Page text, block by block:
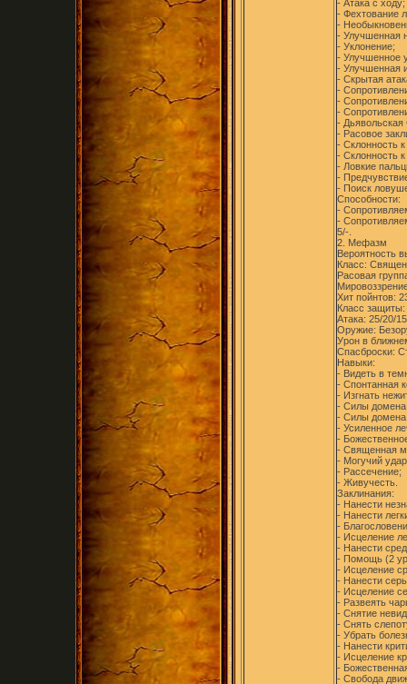
- Атака с ходу;
- Фехтование
-
- Улучшенная
- Уклонение;
- Улучшенное
- Улучшенная
- Скрытая
-
-
-
- Дьявольская
- Расовое
- Склонность
- Склонность
- Ловкие
-
- Поиск
Способности:
-
-
5/-.
2. Мефазм
Вероятность
Класс:
Расовая
Хит пойнтов:
Класс защиты:
Атака: 25/20/15
Оружие:
Урон в
Спасброски:
Навыки:
- Видеть в
- Спонтанная
- Изгнать
- Силы домена
- Силы
- Усиленное
-
- Священная
- Могучий
- Рассечение;
- Живучесть.
Заклинания:
- Нанести
- Нанести
-
- Исцеление
- Нанести
- Помощь (2
- Исцеление
- Нанести
- Исцеление
- Развеять
- Снятие
- Снять
- Убрать
- Нанести
- Исцеление
-
- Свобода